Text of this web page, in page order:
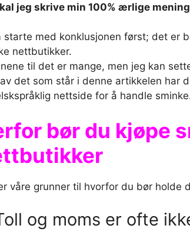
jeg skrive min 100% ærlige
starte med konklusjonen først; det er
nettbutikker.
til det er mange, men jeg kan
det som står i denne artikkelen har
nettside for å handle
bør du kjøpe
våre grunner til hvorfor du bør holde
og moms er ofte